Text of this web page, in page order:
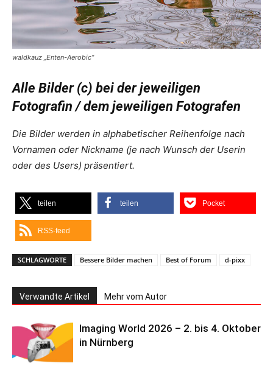
waldkauz „Enten-Aerobic“
Alle Bilder (c) bei der jeweiligen
Fotografin / dem jeweiligen Fotografen
Die Bilder werden in alphabetischer Reihenfolge nach
Vornamen oder Nickname (je nach Wunsch der Userin
oder des Users) präsentiert.
teilen teilen Pocket
RSS-feed
SCHLAGWORTE Bessere Bilder machen Best of Forum d-pixx
Verwandte Artikel Mehr vom Autor
Imaging World 2026 – 2. bis 4. Oktober
in Nürnberg